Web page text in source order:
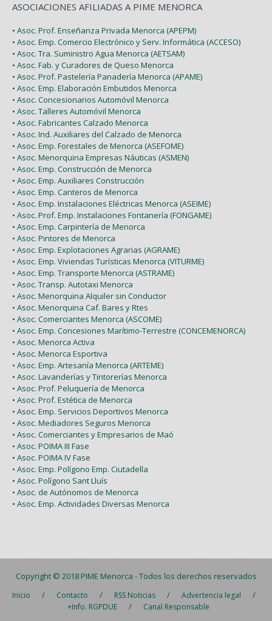
ASOCIACIONES AFILIADAS A PIME MENORCA
• Asoc. Prof. Enseñanza Privada Menorca (APEPM)
• Asoc. Emp. Comercio Electrónico y Serv. Informática (ACCESO)
• Asoc. Tra. Suministro Agua Menorca (AETSAM)
• Asoc. Fab. y Curadores de Queso Menorca
• Asoc. Prof. Pastelería Panadería Menorca (APAME)
• Asoc. Emp. Elaboración Embutidos Menorca
• Asoc. Concesionarios Automóvil Menorca
• Asoc. Talleres Automóvil Menorca
• Asoc. Fabricantes Calzado Menorca
• Asoc. Ind. Auxiliares del Calzado de Menorca
• Asoc. Emp. Forestales de Menorca (ASEFOME)
• Asoc. Menorquina Empresas Náuticas (ASMEN)
• Asoc. Emp. Construcción de Menorca
• Asoc. Emp. Auxiliares Construcción
• Asoc. Emp. Canteros de Menorca
• Asoc. Emp. Instalaciones Eléctricas Menorca (ASEIME)
• Asoc. Prof. Emp. Instalaciones Fontanería (FONGAME)
• Asoc. Emp. Carpintería de Menorca
• Asoc. Pintores de Menorca
• Asoc. Emp. Explotaciones Agrarias (AGRAME)
• Asoc. Emp. Viviendas Turísticas Menorca (VITURME)
• Asoc. Emp. Transporte Menorca (ASTRAME)
• Asoc. Transp. Autotaxi Menorca
• Asoc. Menorquina Alquiler sin Conductor
• Asoc. Menorquina Caf. Bares y Rtes
• Asoc. Comerciantes Menorca (ASCOME)
• Asoc. Emp. Concesiones Marítimo-Terrestre (CONCEMENORCA)
• Asoc. Menorca Activa
• Asoc. Menorca Esportiva
• Asoc. Emp. Artesanía Menorca (ARTEME)
• Asoc. Lavanderías y Tintorerías Menorca
• Asoc. Prof. Peluquería de Menorca
• Asoc. Prof. Estética de Menorca
• Asoc. Emp. Servicios Deportivos Menorca
• Asoc. Mediadores Seguros Menorca
• Asoc. Comerciantes y Empresarios de Maó
• Asoc. POIMA III Fase
• Asoc. POIMA IV Fase
• Asoc. Emp. Polígono Emp. Ciutadella
• Asoc. Polígono Sant Lluís
• Asoc. de Autónomos de Menorca
• Asoc. Emp. Actividades Diversas Menorca
Copyright © 2018PIME Menorca - Todos los derechos reservados
Inicio / Contacto / RSS Noticias / Advertencia legal /
+Info. RGPDUE / Canal Responsable